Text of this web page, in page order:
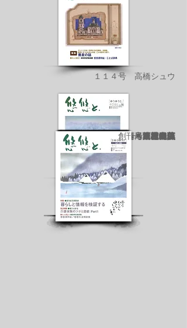
１１４号 高橋シュウ
９０号 上田茂
６０号 木田金次郎
３０号 野本醇
１０８号 西村一夫
８４号 徳丸滋
５４号 繁野三郎
２４号 八木伸子
１０２号高橋シュウ
７８号 笹山峻弘
４８号 徳丸滋
１８号 一木万寿三
１００号 植田莫
７２号 澤田豊二
４２号 武田伸一
８号 植田莫
９６号 植田莫
６６号 笹山峻弘
３６号 西村一夫
創刊号 植田莫